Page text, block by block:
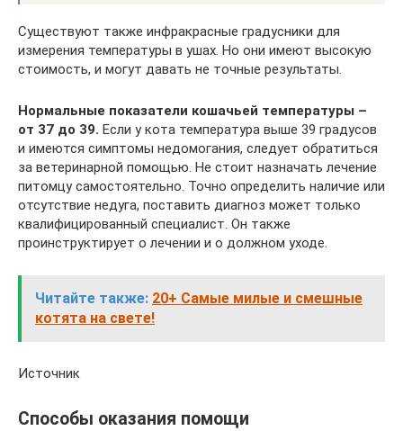
Существуют также инфракрасные градусники для
измерения температуры в ушах. Но они имеют высокую
стоимость, и могут давать не точные результаты.
Нормальные показатели кошачьей температуры –
от 37 до 39. Если у кота температура выше 39 градусов
и имеются симптомы недомогания, следует обратиться
за ветеринарной помощью. Не стоит назначать лечение
питомцу самостоятельно. Точно определить наличие или
отсутствие недуга, поставить диагноз может только
квалифицированный специалист. Он также
проинструктирует о лечении и о должном уходе.
Читайте также: 20+ Самые милые и смешные
котята на свете!
Источник
Способы оказания помощи